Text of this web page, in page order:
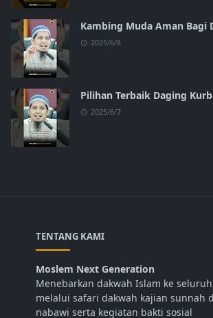
Kambing Muda Aman Bagi
2025/6/8
Pilihan Terbaik Daging
2025/6/7
TENTANG KAMI
Moslem Next Generation
Menebarkan dakwah Islam ke
melalui safari dakwah kajian sunnah
nabawi serta kegiatan bakti sosial